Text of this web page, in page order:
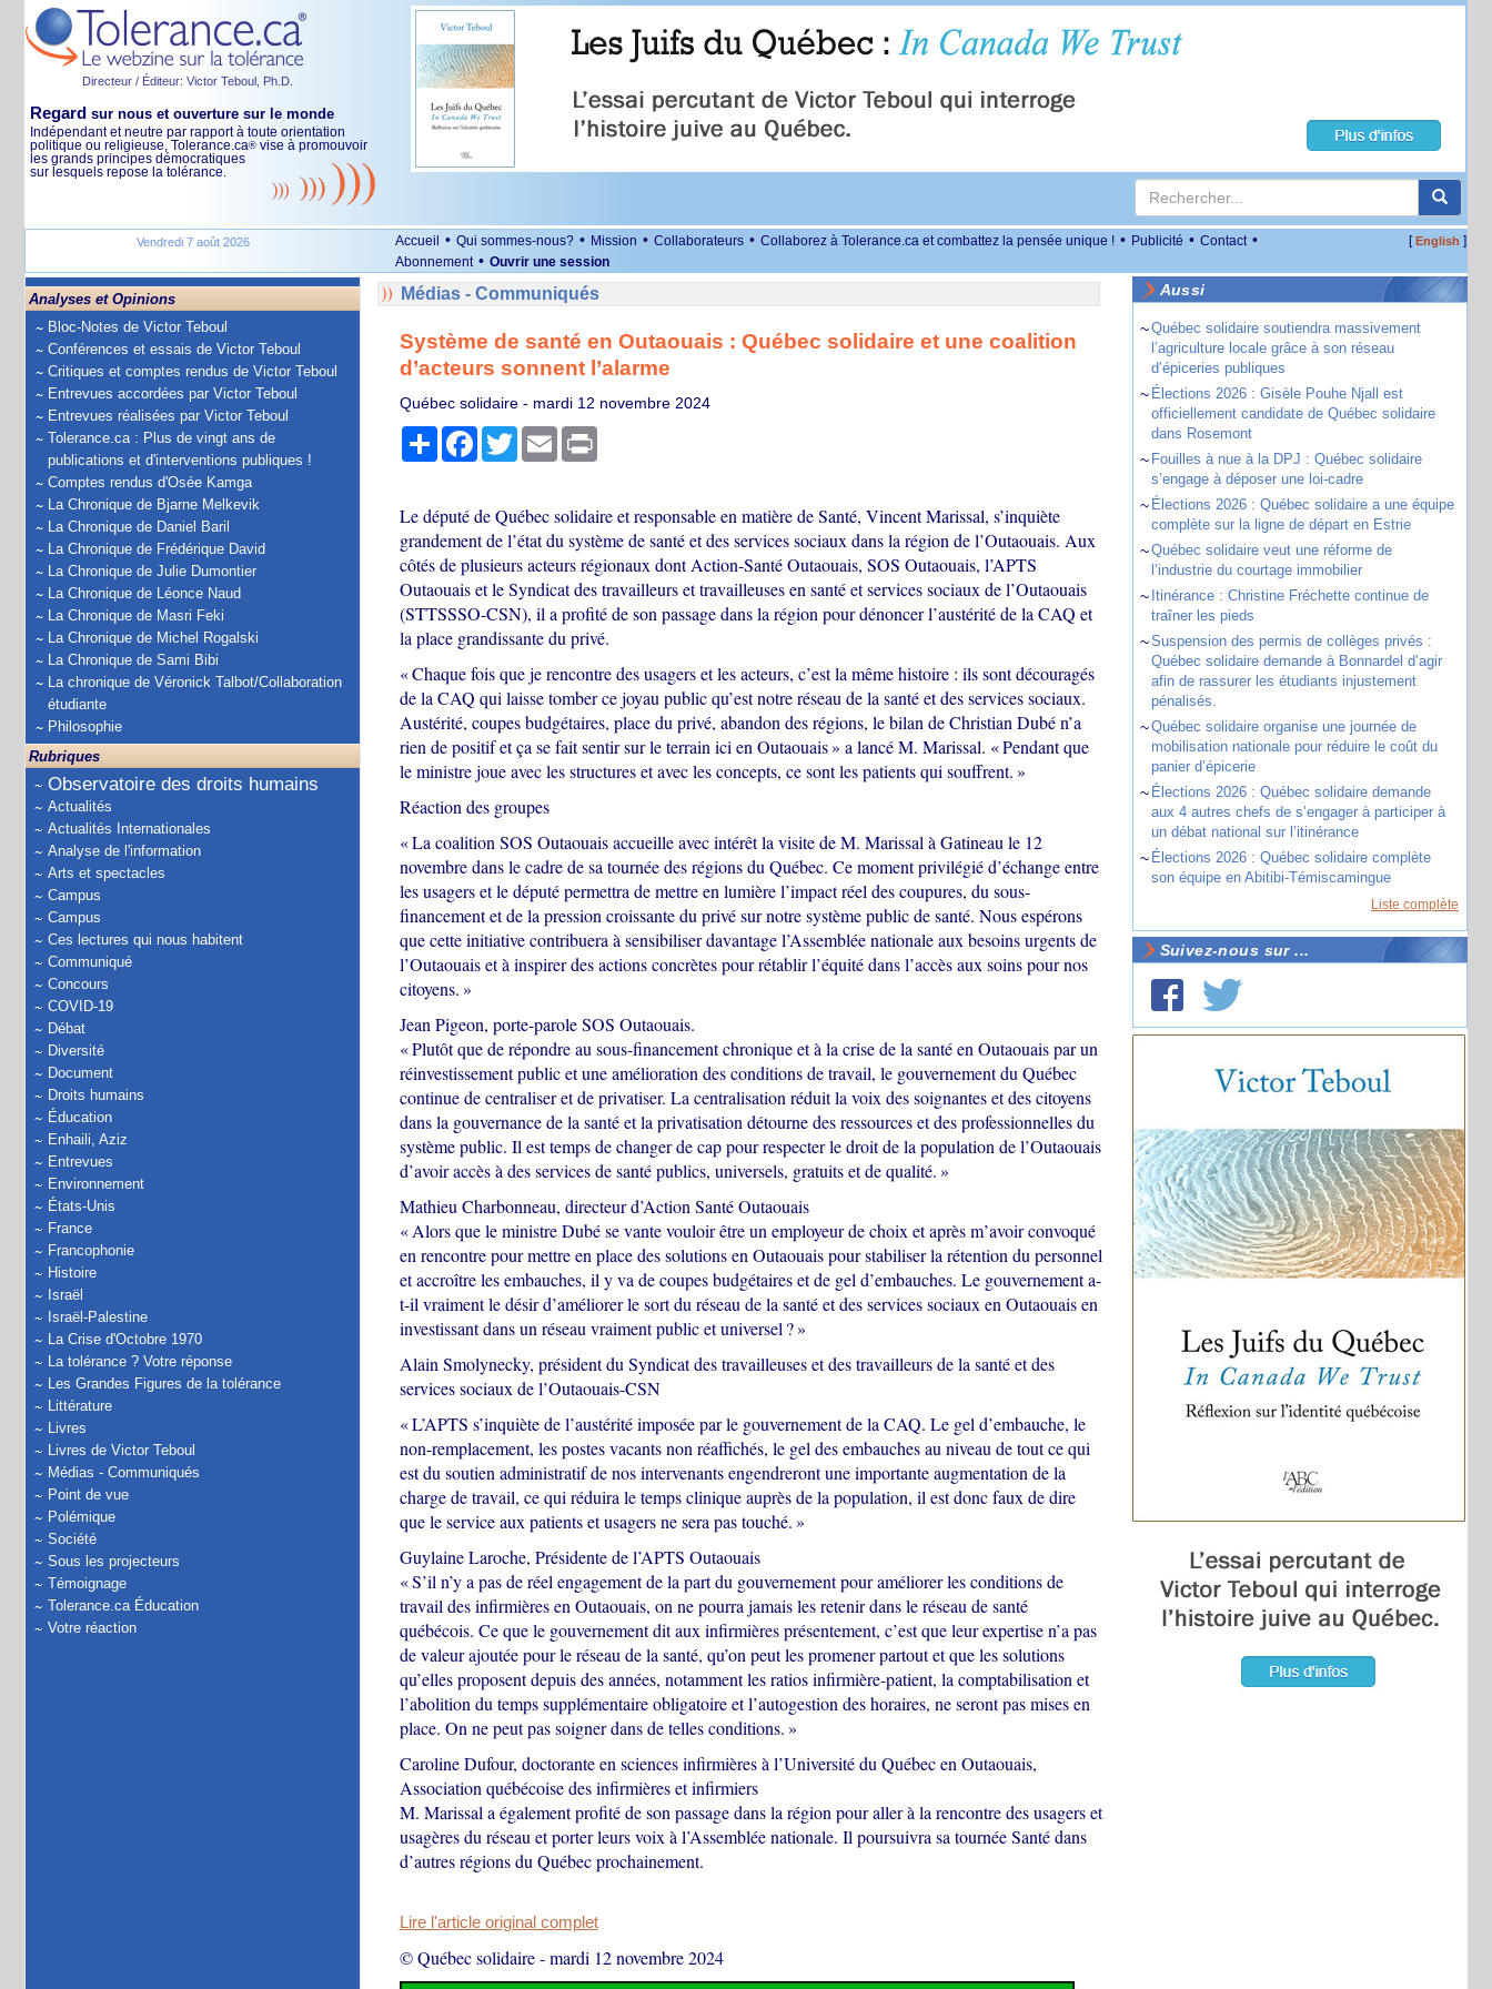
Directeur / Éditeur: Victor Teboul, Ph.D.
Regard sur nous et ouverture sur le monde
Indépendant et neutre par rapport à toute orientation
politique ou religieuse, Tolerance.ca® vise à promouvoir
les grands principes démocratiques
sur lesquels repose la tolérance.
Vendredi 7 août 2026 Accueil • Qui sommes-nous? • Mission • Collaborateurs • Collaborez à Tolerance.ca et combattez la pensée unique ! • Publicité • Contact •
Abonnement • Ouvrir une session
[English ]
Analyses et Opinions
Bloc-Notes de Victor Teboul
Conférences et essais de Victor Teboul
Critiques et comptes rendus de Victor Teboul
Entrevues accordées par Victor Teboul
Entrevues réalisées par Victor Teboul
Tolerance.ca : Plus de vingt ans de
publications et d'interventions publiques !
Comptes rendus d'Osée Kamga
La Chronique de Bjarne Melkevik
La Chronique de Daniel Baril
La Chronique de Frédérique David
La Chronique de Julie Dumontier
La Chronique de Léonce Naud
La Chronique de Masri Feki
La Chronique de Michel Rogalski
La Chronique de Sami Bibi
La chronique de Véronick Talbot/Collaboration
étudiante
Philosophie
Rubriques
Observatoire des droits humains
Actualités
Actualités Internationales
Analyse de l'information
Arts et spectacles
Campus
Campus
Ces lectures qui nous habitent
Communiqué
Concours
COVID-19
Débat
Diversité
Document
Droits humains
Éducation
Enhaili, Aziz
Entrevues
Environnement
États-Unis
France
Francophonie
Histoire
Israël
Israël-Palestine
La Crise d'Octobre 1970
La tolérance ? Votre réponse
Les Grandes Figures de la tolérance
Littérature
Livres
Livres de Victor Teboul
Médias - Communiqués
Point de vue
Polémique
Société
Sous les projecteurs
Témoignage
Tolerance.ca Éducation
Votre réaction
Médias - Communiqués
Système de santé en Outaouais : Québec solidaire et une coalition
d’acteurs sonnent l’alarme
Québec solidaire - mardi 12 novembre 2024
PartagerFacebook
TwitterEmail Print
Le député de Québec solidaire et responsable en matière de Santé, Vincent Marissal, s’inquiète
grandement de l’état du système de santé et des services sociaux dans la région de l’Outaouais. Aux
côtés de plusieurs acteurs régionaux dont Action-Santé Outaouais, SOS Outaouais, l’APTS
Outaouais et le Syndicat des travailleurs et travailleuses en santé et services sociaux de l’Outaouais
(STTSSSO-CSN), il a profité de son passage dans la région pour dénoncer l’austérité de la CAQ et
la place grandissante du privé.
« Chaque fois que je rencontre des usagers et les acteurs, c’est la même histoire : ils sont découragés
de la CAQ qui laisse tomber ce joyau public qu’est notre réseau de la santé et des services sociaux.
Austérité, coupes budgétaires, place du privé, abandon des régions, le bilan de Christian Dubé n’a
rien de positif et ça se fait sentir sur le terrain ici en Outaouais » a lancé M. Marissal. « Pendant que
le ministre joue avec les structures et avec les concepts, ce sont les patients qui souffrent. »
Réaction des groupes
« La coalition SOS Outaouais accueille avec intérêt la visite de M. Marissal à Gatineau le 12
novembre dans le cadre de sa tournée des régions du Québec. Ce moment privilégié d’échange entre
les usagers et le député permettra de mettre en lumière l’impact réel des coupures, du sous-
financement et de la pression croissante du privé sur notre système public de santé. Nous espérons
que cette initiative contribuera à sensibiliser davantage l’Assemblée nationale aux besoins urgents de
l’Outaouais et à inspirer des actions concrètes pour rétablir l’équité dans l’accès aux soins pour nos
citoyens. »
Jean Pigeon, porte-parole SOS Outaouais.
« Plutôt que de répondre au sous-financement chronique et à la crise de la santé en Outaouais par un
réinvestissement public et une amélioration des conditions de travail, le gouvernement du Québec
continue de centraliser et de privatiser. La centralisation réduit la voix des soignantes et des citoyens
dans la gouvernance de la santé et la privatisation détourne des ressources et des professionnelles du
système public. Il est temps de changer de cap pour respecter le droit de la population de l’Outaouais
d’avoir accès à des services de santé publics, universels, gratuits et de qualité. »
Mathieu Charbonneau, directeur d’Action Santé Outaouais
« Alors que le ministre Dubé se vante vouloir être un employeur de choix et après m’avoir convoqué
en rencontre pour mettre en place des solutions en Outaouais pour stabiliser la rétention du personnel
et accroître les embauches, il y va de coupes budgétaires et de gel d’embauches. Le gouvernement a-
t-il vraiment le désir d’améliorer le sort du réseau de la santé et des services sociaux en Outaouais en
investissant dans un réseau vraiment public et universel ? »
Alain Smolynecky, président du Syndicat des travailleuses et des travailleurs de la santé et des
services sociaux de l’Outaouais-CSN
« L’APTS s’inquiète de l’austérité imposée par le gouvernement de la CAQ. Le gel d’embauche, le
non-remplacement, les postes vacants non réaffichés, le gel des embauches au niveau de tout ce qui
est du soutien administratif de nos intervenants engendreront une importante augmentation de la
charge de travail, ce qui réduira le temps clinique auprès de la population, il est donc faux de dire
que le service aux patients et usagers ne sera pas touché. »
Guylaine Laroche, Présidente de l’APTS Outaouais
« S’il n’y a pas de réel engagement de la part du gouvernement pour améliorer les conditions de
travail des infirmières en Outaouais, on ne pourra jamais les retenir dans le réseau de santé
québécois. Ce que le gouvernement dit aux infirmières présentement, c’est que leur expertise n’a pas
de valeur ajoutée pour le réseau de la santé, qu’on peut les promener partout et que les solutions
qu’elles proposent depuis des années, notamment les ratios infirmière-patient, la comptabilisation et
l’abolition du temps supplémentaire obligatoire et l’autogestion des horaires, ne seront pas mises en
place. On ne peut pas soigner dans de telles conditions. »
Caroline Dufour, doctorante en sciences infirmières à l’Université du Québec en Outaouais,
Association québécoise des infirmières et infirmiers
M. Marissal a également profité de son passage dans la région pour aller à la rencontre des usagers et
usagères du réseau et porter leurs voix à l’Assemblée nationale. Il poursuivra sa tournée Santé dans
d’autres régions du Québec prochainement.
Lire l'article original complet
© Québec solidaire-mardi 12 novembre 2024
Aussi
~Québec solidaire soutiendra massivement
l’agriculture locale grâce à son réseau
d’épiceries publiques
~ Élections 2026 : Gisèle Pouhe Njall est
officiellement candidate de Québec solidaire
dans Rosemont
~ Fouilles à nue à la DPJ : Québec solidaire
s’engage à déposer une loi-cadre
~ Élections 2026 : Québec solidaire a une équipe
complète sur la ligne de départ en Estrie
~Québec solidaire veut une réforme de
l’industrie du courtage immobilier
~ Itinérance : Christine Fréchette continue de
traîner les pieds
~Suspension des permis de collèges privés :
Québec solidaire demande à Bonnardel d’agir
afin de rassurer les étudiants injustement
pénalisés.
~Québec solidaire organise une journée de
mobilisation nationale pour réduire le coût du
panier d’épicerie
~ Élections 2026 : Québec solidaire demande
aux 4 autres chefs de s’engager à participer à
un débat national sur l’itinérance
~ Élections 2026 : Québec solidaire complète
son équipe en Abitibi-Témiscamingue
Liste complète
Suivez-nous sur ...